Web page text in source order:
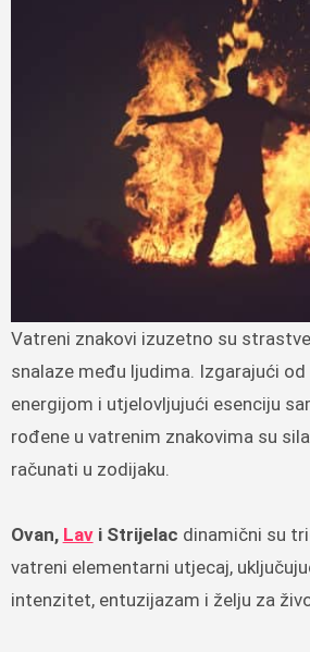
Vatreni znakovi izuzetno su strastveni i dobro se
snalaze među ljudima. Izgarajući
energijom i utjelovljujući esenciju
rođene u vatrenim znakovima su
računati u zodijaku.
Ovan, Lavi Strijelac dinamični su
vatreni elementarni utjecaj,
intenzitet, entuzijazam i želju za